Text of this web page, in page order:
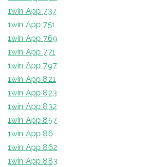
1win App 737
1win App 751
1win App 769
1win App 771
1win App 797
1win App 821
1win App 823
1win App 832
1win App 857
1win App 86
1win App 862
1win App 883